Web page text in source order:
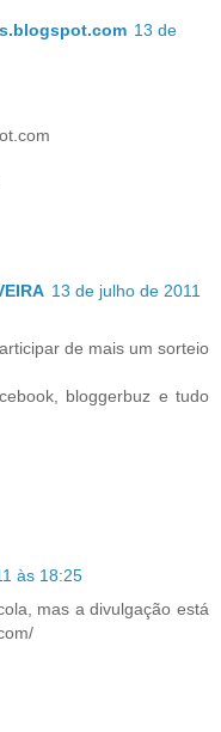
13 de
13 de julho de 2011
de mais um sorteio
bloggerbuz e tudo
às 18:25
mas a divulgação está